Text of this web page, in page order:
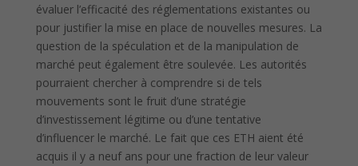
évaluer l’efficacité des réglementations existantes ou
pour justifier la mise en place de nouvelles mesures. La
question de la spéculation et de la manipulation de
marché peut également être soulevée. Les autorités
pourraient chercher à comprendre si de tels
mouvements sont le fruit d’une stratégie
d’investissement légitime ou d’une tentative
d’influencer le marché. Le fait que ces ETH aient été
acquis il y a neuf ans pour une fraction de leur valeur